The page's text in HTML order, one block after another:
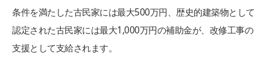
条件を満たした古民家には最大500万円、歴史的建築物として
認定された古民家には最大1,000万円の補助金が、改修工事の
支援として支給されます。